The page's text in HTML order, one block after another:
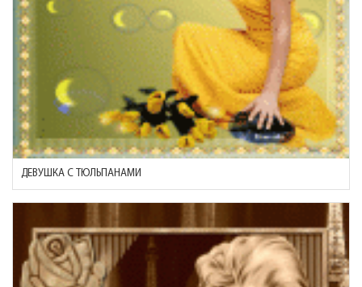
ДЕВУШКА С ТЮЛЬПАНАМИ